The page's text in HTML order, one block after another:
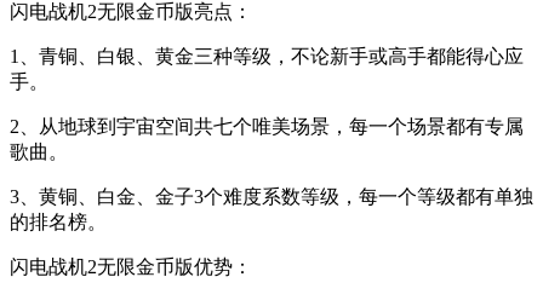
闪电战机2无限金币版亮点：
1、青铜、白银、黄金三种等级，不论新手或高手都能得心应
手。
2、从地球到宇宙空间共七个唯美场景，每一个场景都有专属
歌曲。
3、黄铜、白金、金子3个难度系数等级，每一个等级都有单独
的排名榜。
闪电战机2无限金币版优势：